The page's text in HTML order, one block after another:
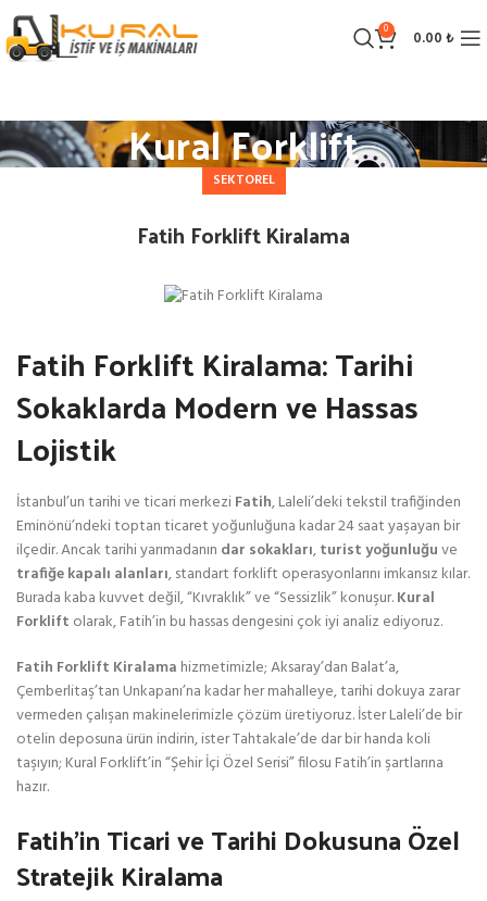
0 0.00₺
Kural Forklift
SEKTOREL
Fatih Forklift Kiralama
Fatih Forklift Kiralama: Tarihi
Sokaklarda Modern ve Hassas
Lojistik
İstanbul’un tarihi ve ticari merkeziFatih, Laleli’deki tekstil trafiğinden
Eminönü’ndeki toptan ticaret yoğunluğuna kadar 24 saat yaşayan bir
ilçedir. Ancak tarihi yarımadanın dar sokakları,turist yoğunluğuve
trafiğe kapalı alanları, standart forklift operasyonlarını imkansız kılar.
Burada kaba kuvvet değil, “Kıvraklık” ve “Sessizlik” konuşur.Kural
Forklift olarak, Fatih’in bu hassas dengesini çok iyi analiz ediyoruz.
Fatih Forklift Kiralama hizmetimizle; Aksaray’dan Balat’a,
Çemberlitaş’tan Unkapanı’na kadar her mahalleye, tarihi dokuya zarar
vermeden çalışan makinelerimizle çözüm üretiyoruz. İster Laleli’de bir
otelin deposuna ürün indirin, ister Tahtakale’de dar bir handa koli
taşıyın; Kural Forklift’in “Şehir İçi Özel Serisi” filosu Fatih’in şartlarına
hazır.
Fatih’in Ticari ve Tarihi Dokusuna Özel
Stratejik Kiralama